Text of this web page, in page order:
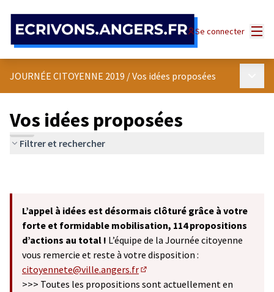
Se connecter
JOURNÉE CITOYENNE 2019 /Vos idées proposées
Vos idées proposées
Filtrer et rechercher
L’appel à idées est désormais clôturé grâce à votre
forte et formidable mobilisation, 114 propositions
d’actions au total ! L’équipe de la Journée citoyenne
vous remercie et reste à votre disposition :
citoyennete@ville.angers.fr
(S'ouvre dans un nouvel onglet)
>>> Toutes les propositions sont actuellement en